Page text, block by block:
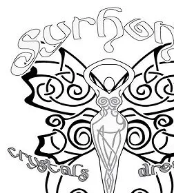
naar
inhoud